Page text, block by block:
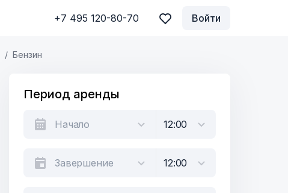
+7 495 120-80-70 Войти
Бензин
Период аренды